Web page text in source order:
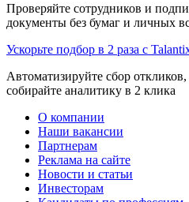
Проверяйте сотрудников и
документы без бумаг и личных
Ускорьте подбор в 2 раза с
Автоматизируйте сбор
собирайте аналитику в 2 клика
О компании
Наши вакансии
Партнерам
Реклама на сайте
Новости и статьи
Инвесторам